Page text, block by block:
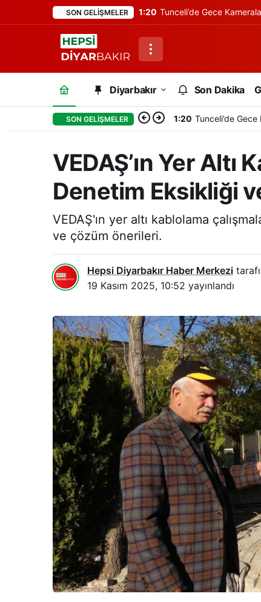
SON GELIŞMELER 1:20 Tunceli’de Gece
Diyarbakır Son Dakika
SON GELIŞMELER 1:20 Tunceli’de Gece
VEDAŞ’ın Yer Altı
Denetim Eksikliği
VEDAŞ'ın yer altı kablolama
ve çözüm önerileri.
Hepsi Diyarbakır Haber Merkezi
19 Kasım 2025, 10:52 yayınlandı